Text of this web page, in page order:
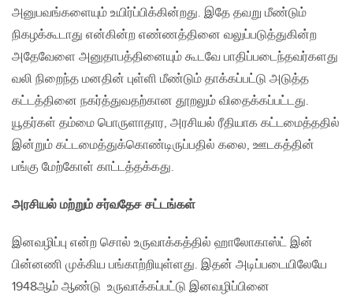
அனுபவங்களையும் உயிர்ப்பிக்கின்றது. இதே தவறு மீண்டும்
நிகழக்கூடாது என்கின்ற எண்ணத்தினை வலுப்படுத்துகின்ற
அதேவேளை அனுதாபத்தினையும் கூடவே பாதிப்படைந்தவர்களது
வலி நிறைந்த மனதின் புள்ளி மீண்டும் தாக்கப்பட்டு அடுத்த
கட்டத்தினை நகர்த்துவதற்கான தூறலும் விதைக்கப்பட்டது.
யூதர்கள் தம்மை பொருளாதார, அரசியல் ரீதியாக கட்டமைத்ததில்
இன்றும் கட்டமைத்துக்கொண்டிருப்பதில் கலை, ஊடகத்தின்
பங்கு மேற்கோள் காட்டத்தக்கது.
அரசியல் மற்றும் சர்வதேச சட்டங்கள்
இனவழிப்பு என்ற சொல் உருவாக்கத்தில் ஹாலோகாஸ்ட் இன்
பின்னணி முக்கிய பங்காற்றியுள்ளது. இதன் அடிப்படையிலேயே
1948ஆம் ஆண்டு உருவாக்கப்பட்டு இனவழிப்பினை